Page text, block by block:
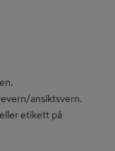
ansiktsvern.
etikett på